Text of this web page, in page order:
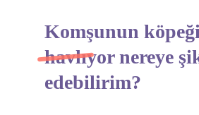
Komşunun köpeği
havlıyor nereye
edebilirim?